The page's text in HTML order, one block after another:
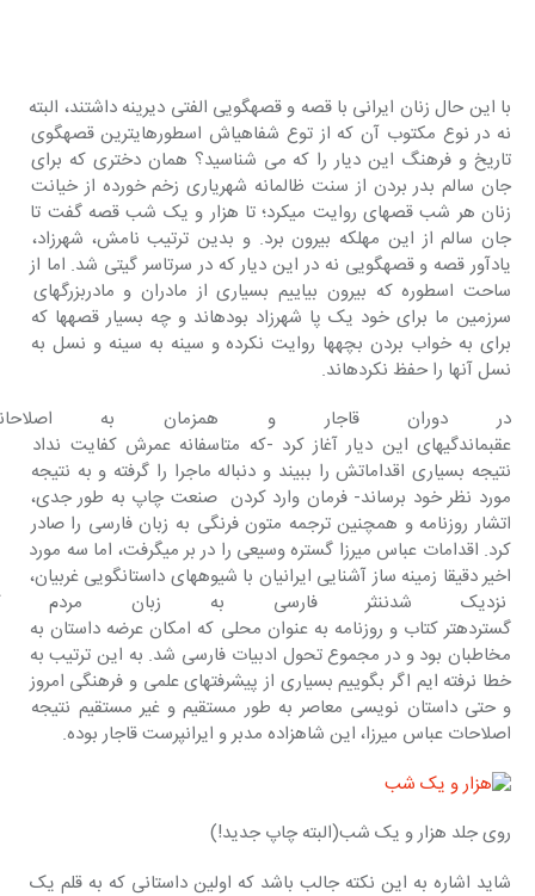
با این حال زنان ایرانی با قصه و قصه‎گویی الفتی دیرینه داشتند، البته
نه در نوع مکتوب آن که از توع شفاهی‎‎اش اسطوره‎ای‎ترین قصه‎گوی
تاریخ و فرهنگ این دیار را که می شناسید؟ همان دختری که برای
جان سالم بدر بردن از سنت ظالمانه شهریاری زخم خورده از خیانت
زنان هر شب قصه‎ای روایت می‎کرد؛ تا هزار و یک شب قصه گفت تا
جان سالم از این مهلکه بیرون برد. و بدین ترتیب نامش، شهرزاد،
یادآور قصه و قصه‎گویی نه در این دیار که در سرتاسر گیتی شد. اما از
ساحت اسطوره که بیرون بیاییم بسیاری از مادران و مادربزرگهای
سرزمین ما برای خود یک پا شهرزاد بوده‎اند و چه بسیار قصه‎ها که
برای به خواب بردن بچه‎ها روایت نکرده و سینه به سینه و نسل به
نسل آنها را حفظ نکرده‎اند.
در دوران قاجار و همزمان به
عقب‎ماندگی‎های این دیار آغاز کرد -که متاسفانه عمرش کفایت نداد
نتیجه بسیاری اقداماتش را ببیند و دنباله ماجرا را گرفته و به نتیجه
مورد نظر خود برساند- فرمان وارد کردن  صنعت چاپ به طور جدی،
اتشار روزنامه و همچنین ترجمه متون فرنگی به زبان فارسی را صادر
کرد. اقدامات عباس میرزا گستره وسیعی را در بر می‎گرفت، اما سه مورد
اخیر دقیقا زمینه ساز آشنایی ایرانیان با شیوه‎های داستان‎گویی غربیان،
نزدیک شدننثر فارسی به زبان
گسترده‎تر کتاب و روزنامه به عنوان محلی که امکان عرضه داستان به
مخاطبان بود و در مجموع تحول ادبیات فارسی شد. به این ترتیب به
خطا نرفته ایم اگر بگوییم بسیاری از پیشرفتهای علمی و فرهنگی امروز
و حتی داستان نویسی معاصر به طور مستقیم و غیر مستقیم نتیجه
اصلاحات عباس میرزا، این شاهزاده مدبر و ایران‎پرست قاجار بوده.
روی جلد هزار و یک شب(البته چاپ جدید!)
شاید اشاره به این نکته جالب باشد که اولین داستانی که به قلم یک